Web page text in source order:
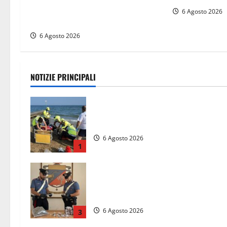
6 Agosto 2026
6 Agosto 2026
NOTIZIE PRINCIPALI
1
6 Agosto 2026
3 6 Agosto 2026